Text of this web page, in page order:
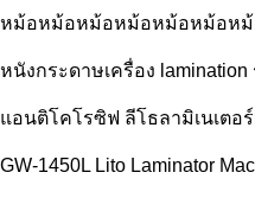
หม้อหม้อหม้อหม้อหม้อหม้อห
หนังกระดาษเครื่อง
แอนติโคโรซิฟ ลีโธลามิเนเตอ
GW-1450L Lito Laminator